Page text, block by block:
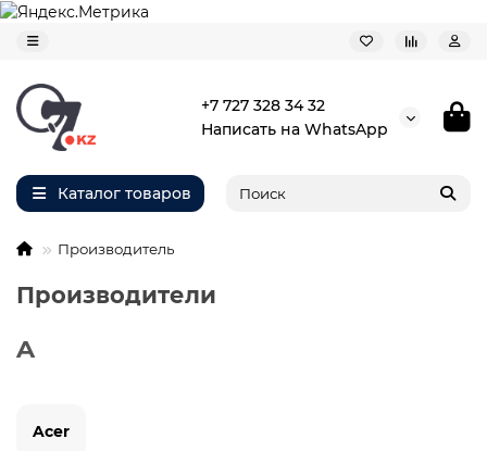
+7 727 328 34 32
Написать на WhatsApp
Каталог товаров
Производитель
Производители
A
Acer